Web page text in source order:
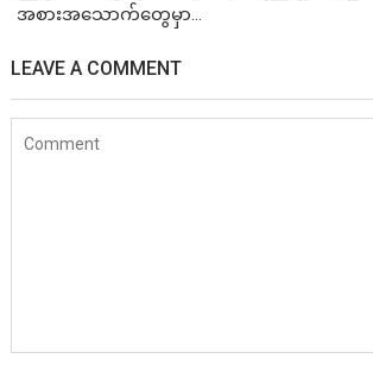
အစားအသောက်တွေမှာ...
LEAVE A COMMENT